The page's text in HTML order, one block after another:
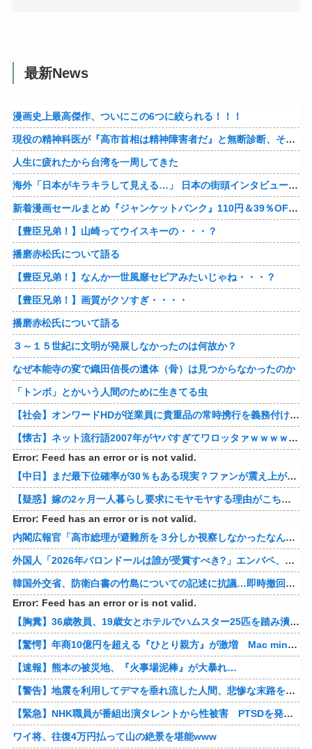
最新News
漫画史上最高傑作、ついにこの6つに絞られる！！！
現役の精神科医が『高市首相は精神障害者だ』と無断診断、その結果に左派が歓喜した様子を見せており……
人生に疲れたから台湾を一周してきた
海外「日本がキラキラして見える…」 日本の街頭インタビューに登場した女子高生4人組がエモすぎると話題に
新着漫画セールまとめ『ジャンケットバンク』110円＆39％OFF！『クレヨンしんちゃん』はなんと各33円に！
【豊臣兄弟！】山崎ってウイスキーの・・・？
播磨赤松氏について語る
【豊臣兄弟！】なんか一世風靡セピアみたいじゃね・・・？
【豊臣兄弟！】画質がクソすぎ・・・・
播磨赤松氏について語る
３～１５世紀に文明が発展しなかったのは何故か？
なぜ本能寺の変で織田信長の遺体（骨）は見つからなかったのか
「トンボ」とかいう人間のために生きてる虫
【社会】オンワードHDが従業員に貴重品の常時携行を義務付け 熊本地震被災を受けて
【懐古】ネット流行語2007年がヤバすぎてワロッタァｗｗｗｗｗｗｗｗ
Error: Feed has an error or is not valid.
【中日】まだ最下位確率が30％もある現実？ファンが震え上がる夏の風物詩と自虐ネタの嵐
【疑惑】嫁の2ヶ月一人暮らし要求にモヤモヤする理由がこちらwww 他
Error: Feed has an error or is not valid.
内閣広報官「高市総理が避難所を３分しか視察しなかったなんてデマ！50分いたぞ😡」 →しかし事実上の視察は数分で正解
外国人「2026年バロンドールは誰が受賞すべき?」エンバペ、今季無冠でも初受賞か!?海外ファンが考える本命とは!?【海外の反応】
韓国外交省、防衛白書の竹島についての記述に抗議…即時撤回要求、日本公使呼び出す！
Error: Feed has an error or is not valid.
【胸糞】36歳教員、19歳女とホテルでハムスター25匹を踏み潰すなどして逮捕
【驚愕】年商10億円を超える『ひとり親方』が激増 Mac miniを大量購入しAIを従業員に
【速報】熊本の被災地、『火事場泥棒』が大暴れ…
【警告】地震を利用してデマを垂れ流した人間、悲惨な末路を迎える…
【緊急】NHK職員が番組出演タレントから性被害 PTSDを発症し休職へ
ワイ将、往復4万円払って山の絶景を堪能www